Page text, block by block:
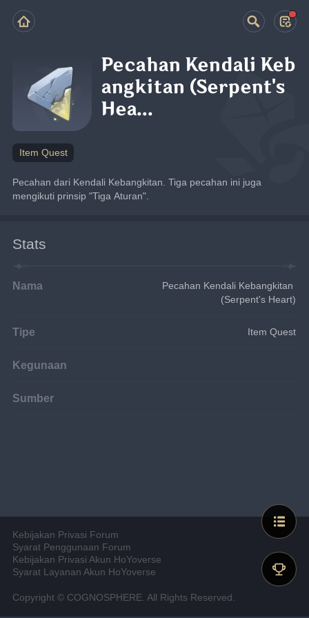
Pecahan Kendali Keb
angkitan (Serpent's
Hea...
Item Quest
Pecahan dari Kendali Kebangkitan. Tiga pecahan ini juga
mengikuti prinsip "Tiga Aturan".
Stats
Nama
Pecahan Kendali Kebangkitan
(Serpent's Heart)
Tipe Item Quest
Kegunaan
Sumber
Kebijakan Privasi Forum
Syarat Penggunaan Forum
Kebijakan Privasi Akun HoYoverse
Syarat Layanan Akun HoYoverse
Copyright © COGNOSPHERE. All Rights Reserved.